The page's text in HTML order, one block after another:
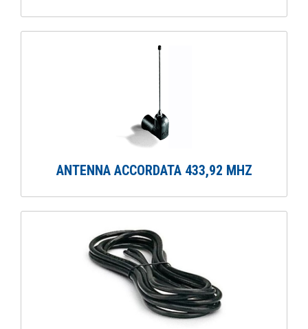
ANTENNA ACCORDATA 433,92 MHZ